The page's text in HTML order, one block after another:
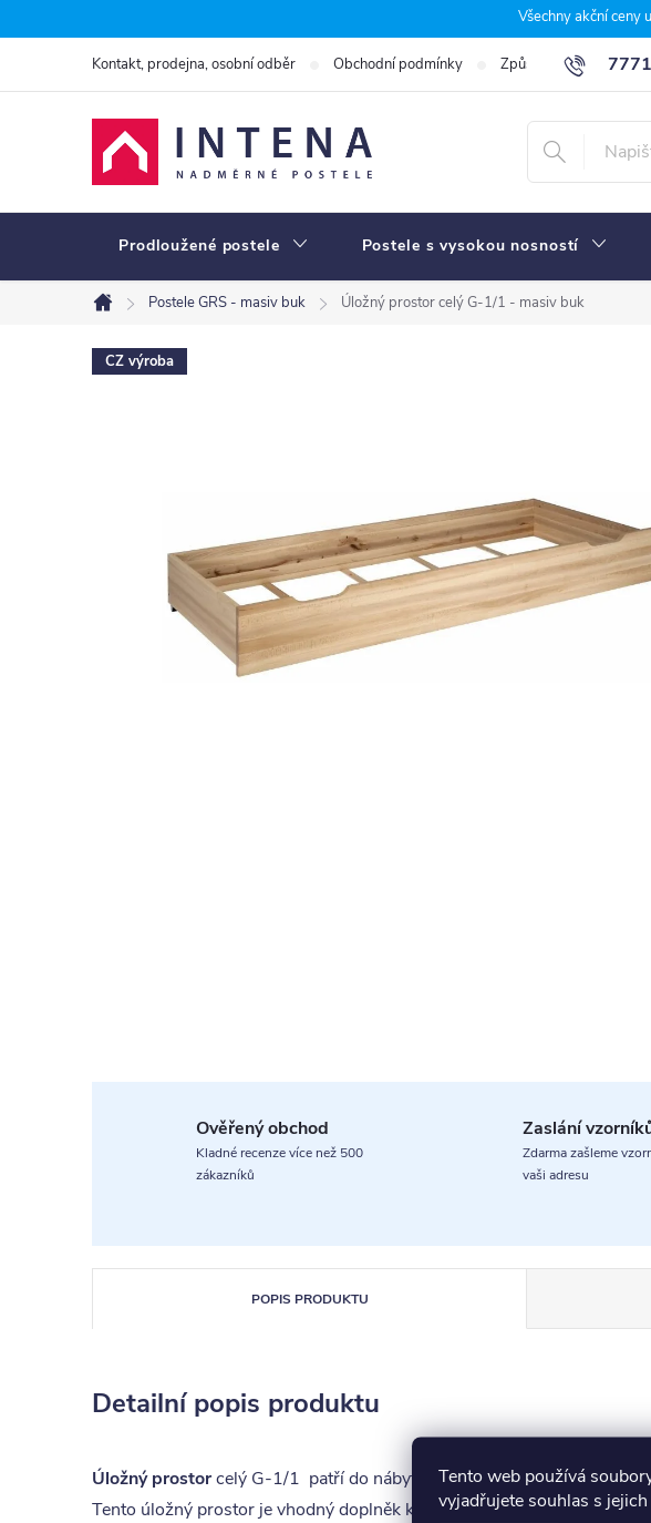
Tento web používá
vyjadřujete souhlas s
na
Všechny akční ceny
Kontakt, prodejna, osobní odběr Obchodní podmínky Způsoby a ceny
Prodloužené postele Postele s vysokou nosností
Domů
Postele GRS - masiv buk Úložný prostor celý G-1/1 - masiv buk
CZ výroba
Ověřený obchod
Kladné recenze více než 500
zákazníků
Zaslání
Zdarma zašleme
vaši adresu
POPIS PRODUKTU
Detailní popis produktu
Úložný prostorcelý G-1/1 patří do nábytkovéřady GRS-masiv buk.
Tento úložný prostor je vhodný doplněk k jednolůžkovým i